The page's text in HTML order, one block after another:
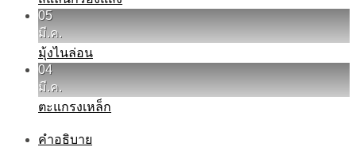
05
มี.ค.
มุ้งไนล่อน
04
มี.ค.
ตะแกรงเหล็ก
คำอธิบาย